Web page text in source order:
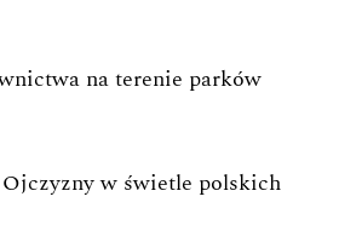
na terenie parków
w świetle polskich